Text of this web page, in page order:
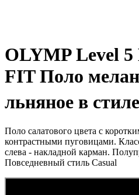
OLYMP Level
FIT Поло
льняное в
Поло салатового цвета с
контрастными пуговицами.
слева - накладной карман.
Повседневный стиль Casual